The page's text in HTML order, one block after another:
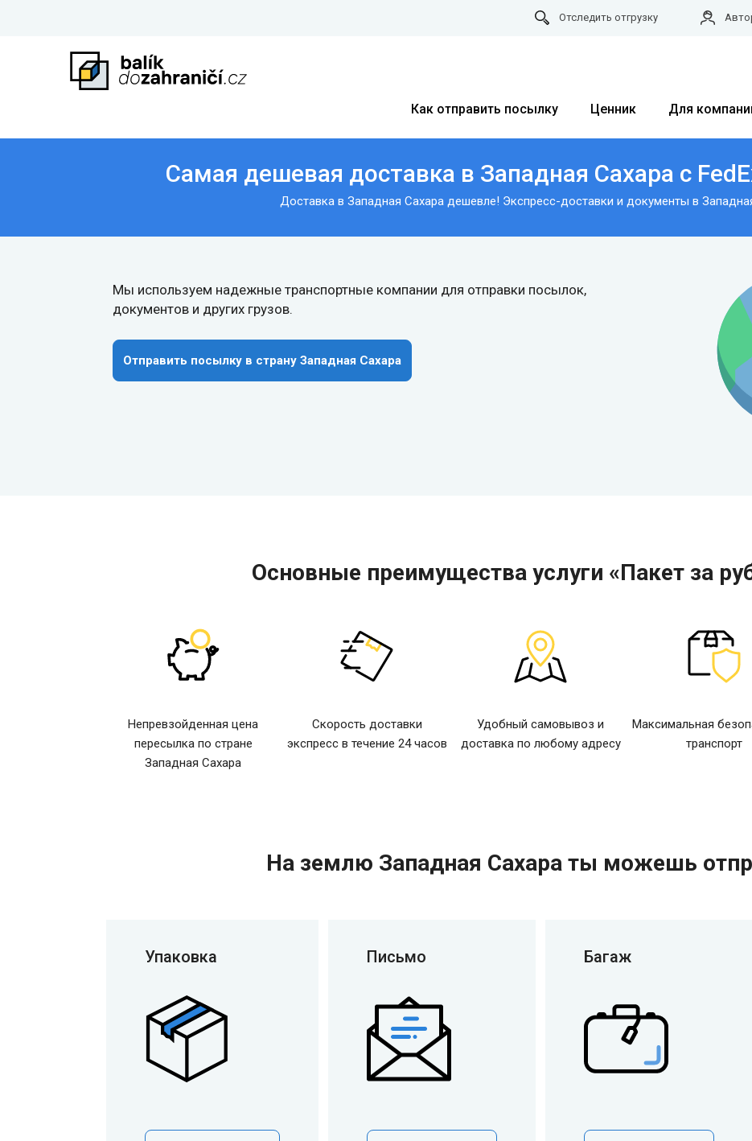
Отследить отгрузку
Как отправить посылку Ценник Для
Самая дешевая доставка в Западная Сахара с
Доставка в Западная Сахара дешевле! Экспресс-доставки и документы в
Мы используем надежные транспортные компании для отправки посылок,
документов и других грузов.
Отправить посылку в страну Западная Сахара
Основные преимущества услуги «Пакет за
Непревзойденная цена
пересылка по стране
Западная Сахара
Скорость доставки
экспресс в течение 24 часов
Удобный самовывоз и
доставка по любому адресу
Максимальная
транспорт
На землю Западная Сахара ты можешь
Упаковка Письмо Багаж